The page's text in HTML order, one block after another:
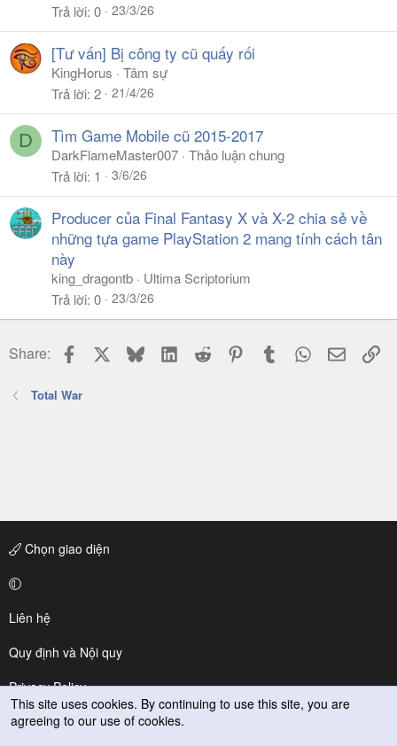
Trả lời 0 23/3/26
[Tư vấn] Bị công ty cũ quấy rối
KingHorus
Tâm sự
Trả lời 2 21/4/26
D Tìm Game Mobile cũ 2015-2017
DarkFlameMaster007 Thảo luận chung
Trả lời 1 3/6/26
Producer của Final Fantasy X và X-2 chia sẻ về
những tựa game PlayStation 2 mang tính cách tân
này
king_dragontb
Ultima Scriptorium
Trả lời 0 23/3/26
Share: Facebook BlueskyLinkedIn
Reddit PinterestTumblr WhatsApp
Email
Total War
Chọn giao diện
Liên hệ
Quy định và Nội quy
Privacy Policy
Trợ giúp
This site uses cookies. By continuing to use this site, you are
agreeing to our use of cookies.